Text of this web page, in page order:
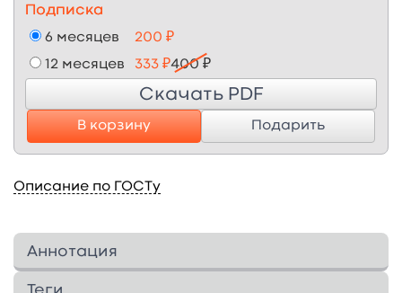
Подписка
6 месяцев 200 ₽
12 месяцев 333 ₽400 ₽
Скачать PDF
В корзину Подарить
Описание по ГОСТу
Аннотация
Эта замечательная книга будет интересна не